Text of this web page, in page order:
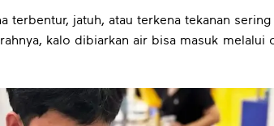
terbentur, jatuh, atau terkena tekanan
kalo dibiarkan air bisa masuk